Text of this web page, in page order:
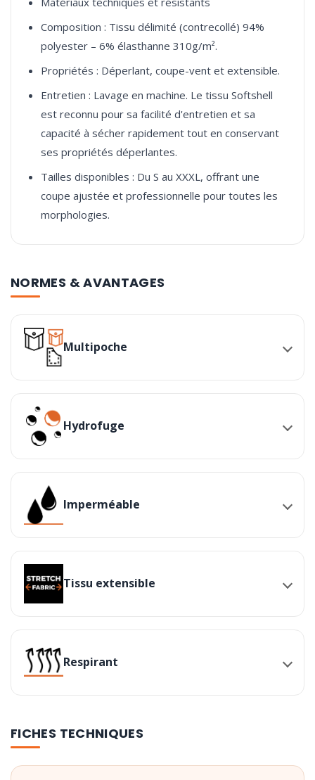
Composition : Tissu délimité (contrecollé) 94%
polyester – 6% élasthanne 310g/m².
Propriétés : Déperlant, coupe-vent et extensible.
Entretien : Lavage en machine. Le tissu Softshell
est reconnu pour sa facilité d'entretien et sa
capacité à sécher rapidement tout en conservant
ses propriétés déperlantes.
Tailles disponibles : Du S au XXXL, offrant une
coupe ajustée et professionnelle pour toutes les
morphologies.
NORMES & AVANTAGES
Multipoche
Hydrofuge
Imperméable
Tissu extensible
Respirant
FICHES TECHNIQUES